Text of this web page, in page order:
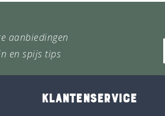
aanbiedingen
en spijs tips
KLANTENSERVICE